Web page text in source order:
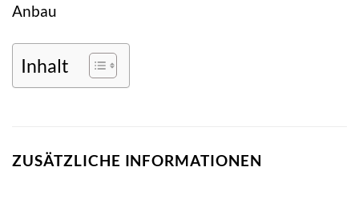
Anbau
Inhalt
ZUSÄTZLICHE INFORMATIONEN